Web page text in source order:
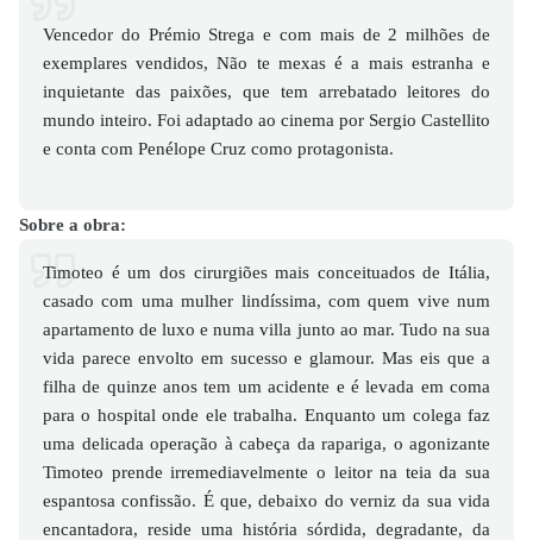
Vencedor do Prémio Strega e com mais de 2 milhões de
exemplares vendidos, Não te mexas é a mais estranha e
inquietante das paixões, que tem arrebatado leitores do
mundo inteiro. Foi adaptado ao cinema por Sergio Castellito
e conta com Penélope Cruz como protagonista.
Sobre a obra:
Timoteo é um dos cirurgiões mais conceituados de Itália,
casado com uma mulher lindíssima, com quem vive num
apartamento de luxo e numa villa junto ao mar. Tudo na sua
vida parece envolto em sucesso e glamour. Mas eis que a
filha de quinze anos tem um acidente e é levada em coma
para o hospital onde ele trabalha. Enquanto um colega faz
uma delicada operação à cabeça da rapariga, o agonizante
Timoteo prende irremediavelmente o leitor na teia da sua
espantosa confissão. É que, debaixo do verniz da sua vida
encantadora, reside uma história sórdida, degradante, da